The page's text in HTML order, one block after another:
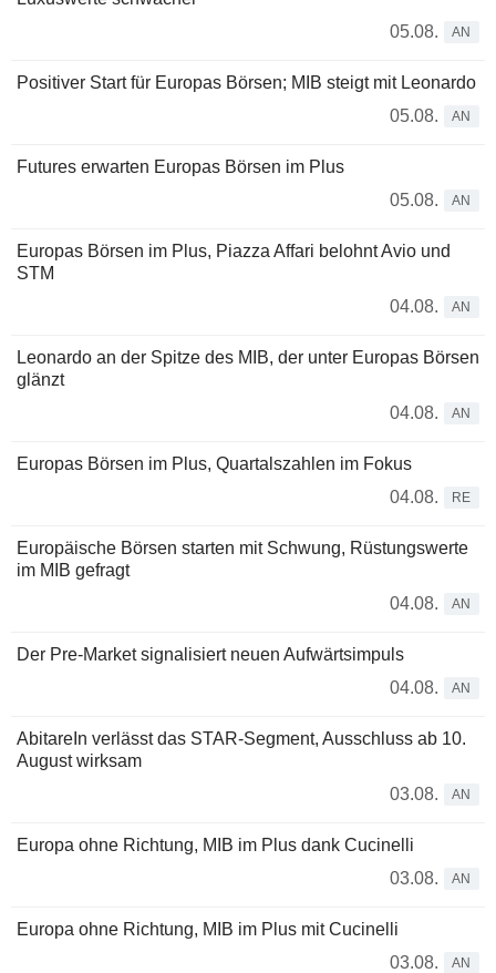
05.08.
AN
Positiver Start für Europas Börsen; MIB steigt mit Leonardo
05.08.
AN
Futures erwarten Europas Börsen im Plus
05.08.
AN
Europas Börsen im Plus, Piazza Affari belohnt Avio und
STM
04.08.
AN
Leonardo an der Spitze des MIB, der unter Europas Börsen
glänzt
04.08.
AN
Europas Börsen im Plus, Quartalszahlen im Fokus
04.08.
RE
Europäische Börsen starten mit Schwung, Rüstungswerte
im MIB gefragt
04.08.
AN
Der Pre-Market signalisiert neuen Aufwärtsimpuls
04.08.
AN
AbitareIn verlässt das STAR-Segment, Ausschluss ab 10.
August wirksam
03.08.
AN
Europa ohne Richtung, MIB im Plus dank Cucinelli
03.08.
AN
Europa ohne Richtung, MIB im Plus mit Cucinelli
03.08.
AN